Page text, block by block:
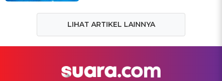
LIHAT ARTIKEL LAINNYA